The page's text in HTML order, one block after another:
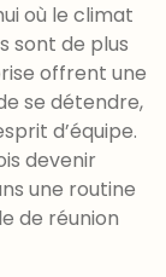
où le climat
sont de plus
offrent une
se détendre,
d’équipe.
devenir
une routine
de réunion